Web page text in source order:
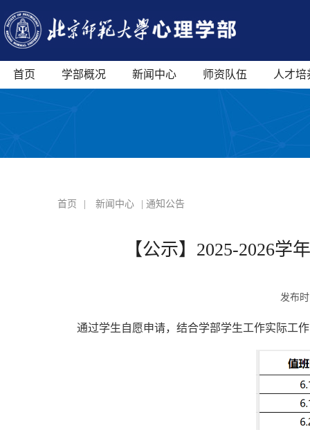
首页 学部概况 新闻中心 师资队伍 人才培
首页 新闻中心 | 通知公告
【公示】2025-2026
发布
通过学生自愿申请，结合学部学生工作实际工